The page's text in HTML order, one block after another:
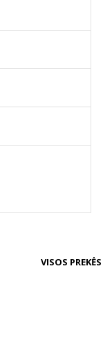
VISOS PREKĖS